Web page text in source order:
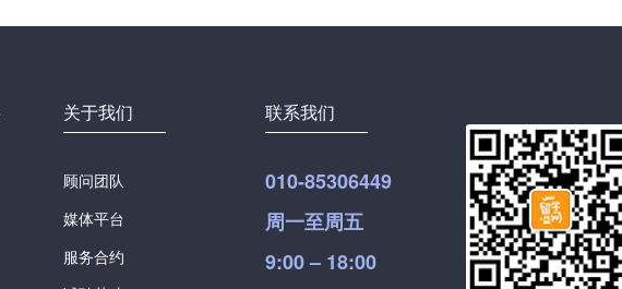
关于我们
顾问团队
媒体平台
服务合约
联系我们
010-85306449
周一至周五
9:00 – 18:00